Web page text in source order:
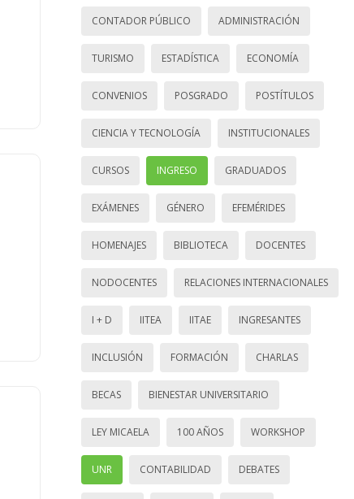
CONTADOR PÚBLICO ADMINISTRACIÓN
TURISMO ESTADÍSTICA ECONOMÍA
CONVENIOS POSGRADO POSTÍTULOS
CIENCIA Y TECNOLOGÍA INSTITUCIONALES
CURSOS INGRESO GRADUADOS
EXÁMENES GÉNERO EFEMÉRIDES
HOMENAJES BIBLIOTECA DOCENTES
NODOCENTES RELACIONES INTERNACIONALES
I + D IITEA IITAE INGRESANTES
INCLUSIÓN FORMACIÓN CHARLAS
BECAS BIENESTAR UNIVERSITARIO
LEY MICAELA 100 AÑOS WORKSHOP
UNR CONTABILIDAD DEBATES